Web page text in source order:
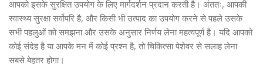
आपको इसके सुरक्षित उपयोग के लिए मार्गदर्शन प्रदान करती है। अंततः, आपकी
स्वास्थ्य सुरक्षा सर्वोपरि है, और किसी भी उत्पाद का उपयोग करने से पहले उसके
सभी पहलुओं को समझना और उसके अनुसार निर्णय लेना महत्वपूर्ण है। यदि आपको
कोई संदेह है या आपके मन में कोई प्रश्न है, तो चिकित्सा पेशेवर से सलाह लेना
सबसे बेहतर होगा।